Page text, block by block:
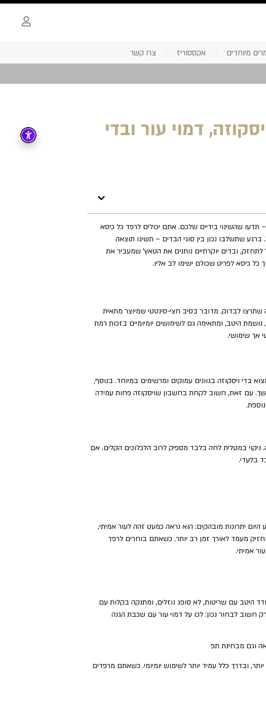
מיוחדים אקססוריז צרו קשר
דמוי עור ובדי
שהשינוי בידיים שלכם. אתם יכולים לרפד כל כיסא
שתשלבו נכון בין סוגי הבדים – תשיגו תוצאה
לתחזק, ובדים יוקרתיים נותנים את הטאץ’ שמעביר את
כיסא לפריט שכולם ישימו לב אליו.
לבדוק. מדובר בסיב חצי-סינטטי שמיוצר מתאית
היטב, ומתאימה גם לשימושים יומיומיים בזכות רמת
אך שימושי.
בדי ויסקוזה בגוונים עמוקים ומרשימים במיוחד. בנוסף,
עם זאת, חשוב לקחת בחשבון שויסקוזה פחות עמידה
במטלית לחה בלבד מספיק לרוב הלכלוכים הקלים. אם
בלעדי.
היום יתרונות מובהקים: הוא נראה כמעט זהה לעור אמיתי,
מעמד לאורך זמן רב יותר. כשאתם בוחרים לרפד
אמיתי.
היטב עם שריטות, לא סופג נוזלים, ומתנקה בקלות עם
חשוב לבחור נכון: לכו על דמוי עור עם שכבת הגנה
וגם מבחינת תפ
ובדרך כלל עמיד יותר לשימוש יומיומי. כשאתם מרפדים